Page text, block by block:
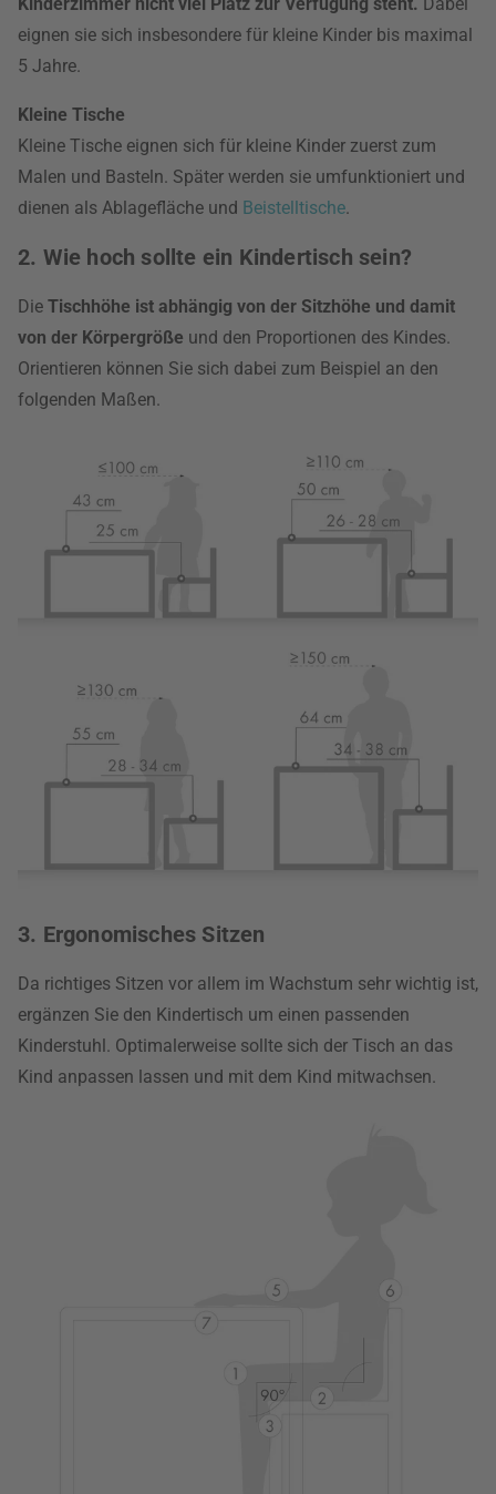
eignen sie sich insbesondere für kleine Kinder bis maximal
5 Jahre.
Kleine Tische
Kleine Tische eignen sich für kleine Kinder zuerst zum
Malen und Basteln. Später werden sie umfunktioniert und
dienen als Ablagefläche und Beistelltische.
2. Wie hoch sollte ein Kindertisch sein?
Die Tischhöhe ist abhängig von der Sitzhöhe und damit
von der Körpergröße und den Proportionen des Kindes.
Orientieren können Sie sich dabei zum Beispiel an den
folgenden Maßen.
3. Ergonomisches Sitzen
Da richtiges Sitzen vor allem im Wachstum sehr wichtig ist,
ergänzen Sie den Kindertisch um einen passenden
Kinderstuhl. Optimalerweise sollte sich der Tisch an das
Kind anpassen lassen und mit dem Kind mitwachsen.